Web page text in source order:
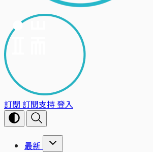
訂閱 訂閱支持登入
最新